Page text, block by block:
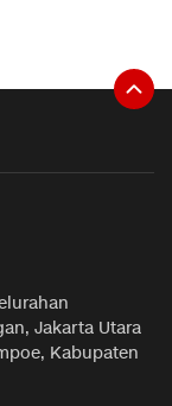
Jakarta Utara
Kabupaten